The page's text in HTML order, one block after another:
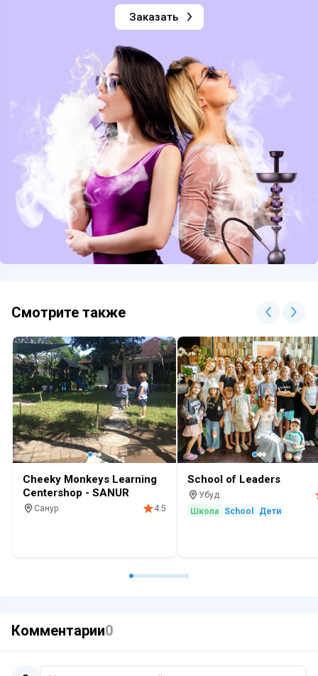
Заказать
Смотрите также
Cheeky Monkeys Learning
Centershop - SANUR
Санур
4.5
School of Leaders
Убуд
Школа
School Дети
Комментарии0